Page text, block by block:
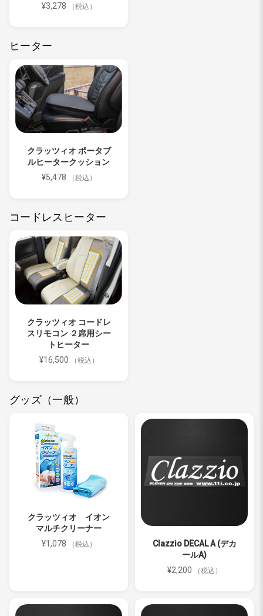
¥3,278
（税込）
ヒーター
クラッツィオ ポータブ
ルヒータークッション
¥5,478
（税込）
コードレスヒーター
クラッツィオ コードレ
スリモコン ２席用シー
トヒーター
¥16,500
（税込）
グッズ（一般）
クラッツィオ イオン
マルチクリーナー
¥1,078
（税込）
Clazzio DECAL A (デカ
ールA)
¥2,200
（税込）